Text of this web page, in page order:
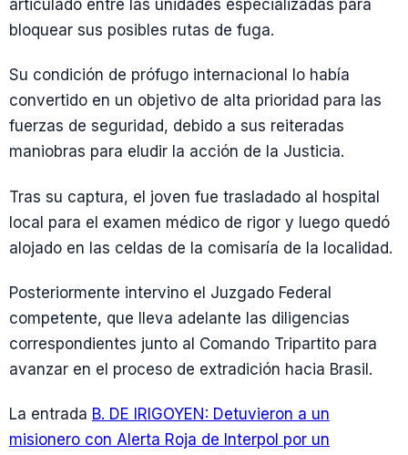
articulado entre las unidades especializadas para
bloquear sus posibles rutas de fuga.
Su condición de prófugo internacional lo había
convertido en un objetivo de alta prioridad para las
fuerzas de seguridad, debido a sus reiteradas
maniobras para eludir la acción de la Justicia.
Tras su captura, el joven fue trasladado al hospital
local para el examen médico de rigor y luego quedó
alojado en las celdas de la comisaría de la localidad.
Posteriormente intervino el Juzgado Federal
competente, que lleva adelante las diligencias
correspondientes junto al Comando Tripartito para
avanzar en el proceso de extradición hacia Brasil.
La entrada B. DE IRIGOYEN: Detuvieron a un
misionero con Alerta Roja de Interpol por un